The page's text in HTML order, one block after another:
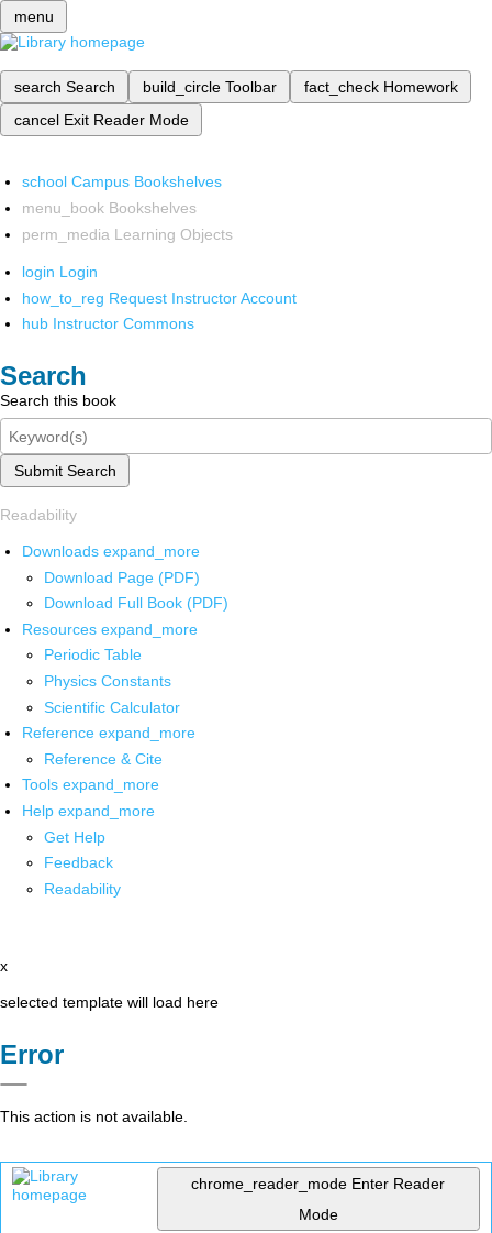
menu
search Search build_circle Toolbar fact_check Homework
cancel Exit Reader Mode
school Campus Bookshelves
menu_book Bookshelves
perm_media Learning Objects
login Login
how_to_reg Request Instructor Account
hub Instructor Commons
Search
Search this book
Submit Search
Readability
Downloads expand_more
Download Page (PDF)
Download Full Book (PDF)
Resources expand_more
Periodic Table
Physics Constants
Scientific Calculator
Reference expand_more
Reference & Cite
Tools expand_more
Help expand_more
Get Help
Feedback
Readability
x
selected template will load here
Error
This action is not available.
chrome_reader_mode Enter Reader
Mode